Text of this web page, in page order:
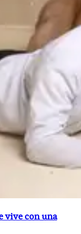
vive con una